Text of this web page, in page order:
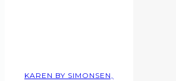
KAREN BY SIMONSEN,